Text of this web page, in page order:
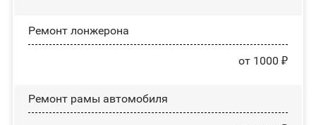
Ремонт лонжерона
от 1000 ₽
Ремонт рамы автомобиля